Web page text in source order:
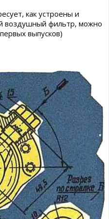
как устроены и
воздушный фильтр, можно
выпусков)